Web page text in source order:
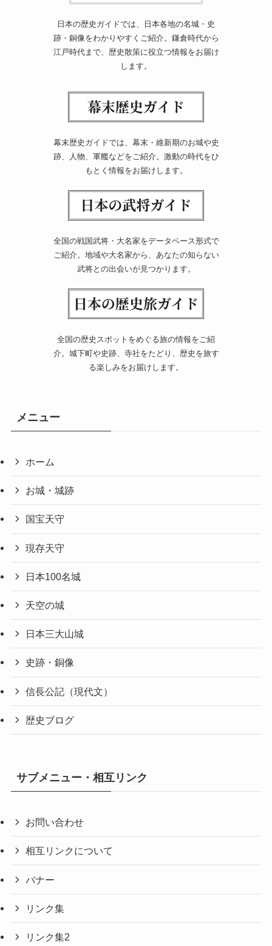
日本の歴史ガイドでは、日本各地の名城・史
跡・銅像をわかりやすくご紹介。鎌倉時代から
江戸時代まで、歴史散策に役立つ情報をお届け
します。
幕末歴史ガイドでは、幕末・維新期のお城や史
跡、人物、軍艦などをご紹介。激動の時代をひ
もとく情報をお届けします。
全国の戦国武将・大名家をデータベース形式で
ご紹介。地域や大名家から、あなたの知らない
武将との出会いが見つかります。
全国の歴史スポットをめぐる旅の情報をご紹
介。城下町や史跡、寺社をたどり、歴史を旅す
る楽しみをお届けします。
メニュー
ホーム
お城・城跡
国宝天守
現存天守
日本100名城
天空の城
日本三大山城
史跡・銅像
信長公記（現代文）
歴史ブログ
サブメニュー・相互リンク
お問い合わせ
相互リンクについて
バナー
リンク集
リンク集2